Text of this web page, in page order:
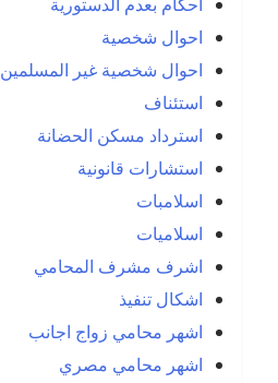
احوال شخصية
احوال شخصية غير المسلمين
استئناف
استرداد مسكن الحضانة
استشارات قانونية
اسلامبات
اسلاميات
اشرف مشرف المحامي
اشكال تنفيذ
اشهر محامي زواج اجانب
اشهر محامي مصري